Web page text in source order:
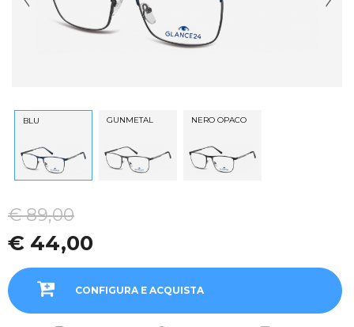
BLU GUNMETAL NERO OPACO
€ 89,00
€ 44,00
CONFIGURA E ACQUISTA